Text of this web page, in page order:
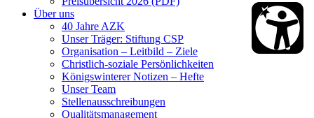
Über uns
40 Jahre AZK
Unser Träger: Stiftung CSP
Organisation – Leitbild – Ziele
Christlich-soziale Persönlichkeiten
Königswinterer Notizen – Hefte
Unser Team
Stellenausschreibungen
Qualitätsmanagement